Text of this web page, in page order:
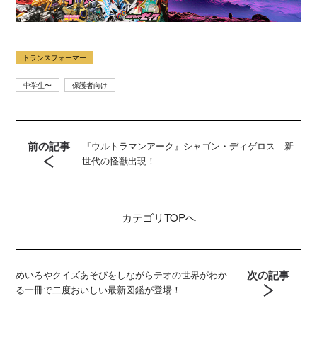
トランスフォーマー
中学生〜 保護者向け
前の記事
『ウルトラマンアーク』シャゴン・ディゲロス 新
世代の怪獣出現！
カテゴリTOPへ
めいろやクイズあそびをしながらテオの世界がわか
る一冊で二度おいしい最新図鑑が登場！
次の記事